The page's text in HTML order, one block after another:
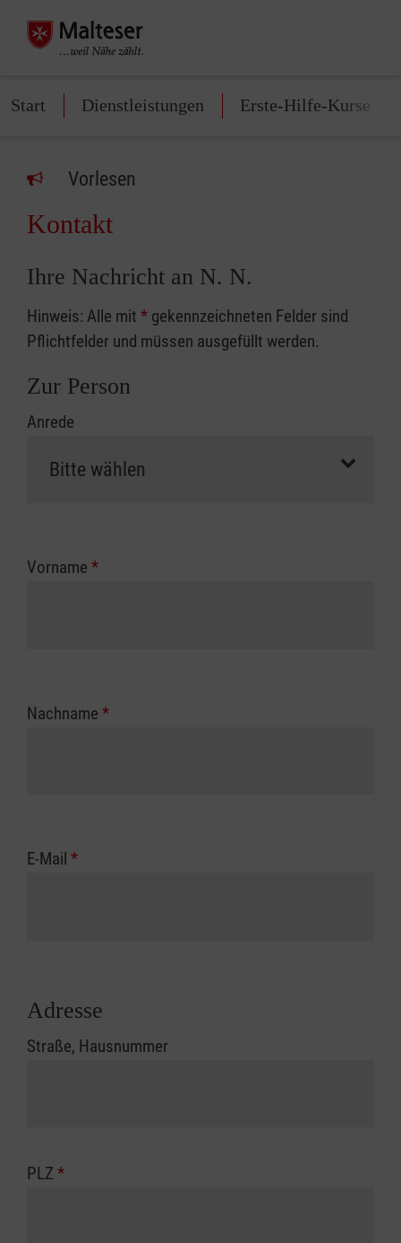
Start Dienstleistungen Erste-Hilfe-Kurse
Vorlesen
Kontakt
Ihre Nachricht an N. N.
Hinweis: Alle mit * gekennzeichneten Felder sind
Pflichtfelder und müssen ausgefüllt werden.
Zur Person
Anrede
Vorname *
Nachname *
E-Mail *
Adresse
Straße, Hausnummer
PLZ *